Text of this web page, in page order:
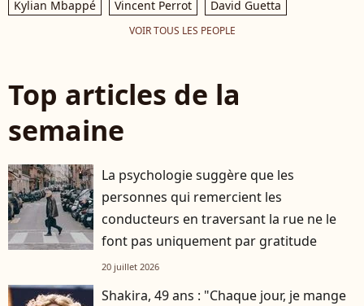
Kylian Mbappé Vincent Perrot David Guetta
VOIR TOUS LES PEOPLE
Top articles de la
semaine
La psychologie suggère que les
personnes qui remercient les
conducteurs en traversant la rue ne le
font pas uniquement par gratitude
20 juillet 2026
Shakira, 49 ans : "Chaque jour, je mange